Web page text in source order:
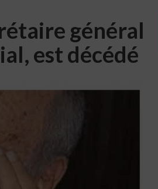
général
est décédé